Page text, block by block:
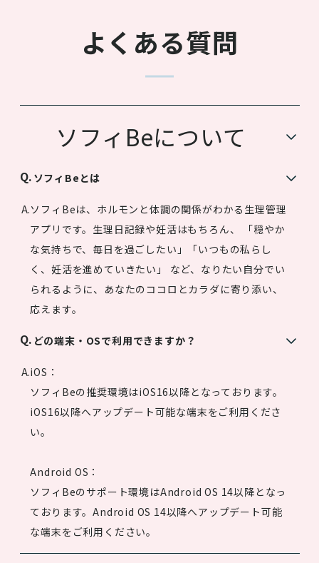
よくある質問
ソフィBeについて
ソフィBeとは
ソフィBeは、ホルモンと体調の関係がわかる生理管理
アプリです。生理日記録や妊活はもちろん、 「穏やか
な気持ちで、毎日を過ごしたい」「いつもの私らし
く、妊活を進めていきたい」 など、なりたい自分でい
られるように、あなたのココロとカラダに寄り添い、
応えます。
どの端末・OSで利用できますか？
iOS：
ソフィBeの推奨環境はiOS16以降となっております。
iOS16以降へアップデート可能な端末をご利用くださ
い。
Android OS：
ソフィBeのサポート環境はAndroid OS 14以降となっ
ております。Android OS 14以降へアップデート可能
な端末をご利用ください。